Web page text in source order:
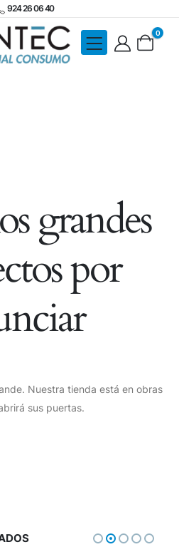
924 26 06 40
0
grandes
por
Nuestra tienda está en obras
sus puertas.